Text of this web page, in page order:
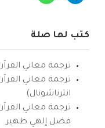
كتب لها صلة
ترجمة معاني القرآن
ترجمة معاني
انترناشونال)
ترجمة معاني
فضل إلهي ظهير